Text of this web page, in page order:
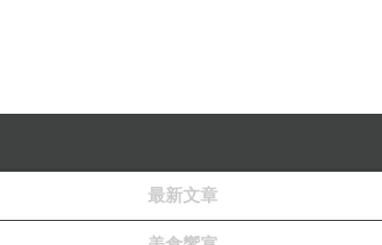
長總不能白白浪費，看雨下得不大，還是和
最新文章